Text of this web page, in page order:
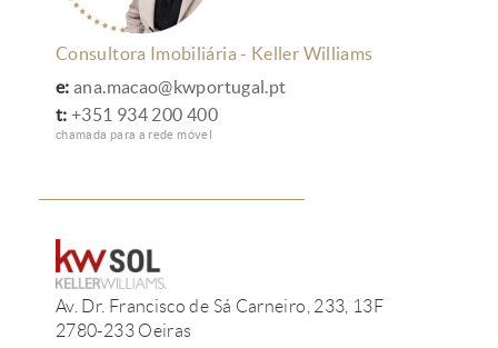
Consultora Imobiliária - Keller Williams
e: ana.macao@kwportugal.pt
t: +351 934 200 400
chamada para a rede móvel
Av. Dr. Francisco de Sá Carneiro, 233, 13F
2780-233 Oeiras